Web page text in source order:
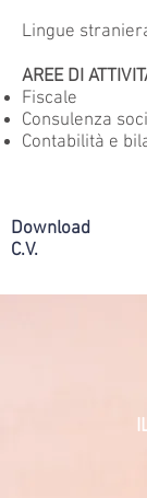
Lingue
AREE DI
Fiscale
Consulenza
Contabilità e
Download
C.V.